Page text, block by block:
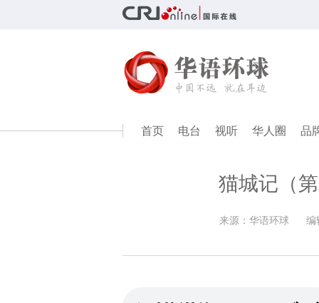
首页 电台 视听 华人圈 品
猫城记（
来源：华语环球 编